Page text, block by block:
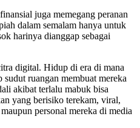
juga memegang peranan
dalam semalam hanya untuk
harinya dianggap sebagai
digital. Hidup di era di mana
ruangan membuat mereka
akibat terlalu mabuk bisa
yang berisiko terekam, viral,
personal mereka di media